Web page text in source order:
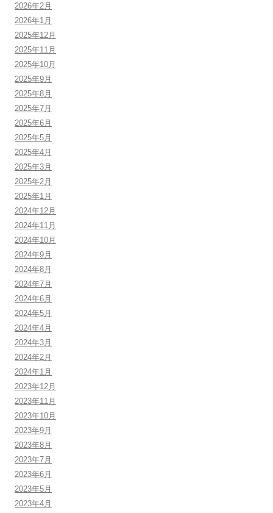
2026年2月
2026年1月
2025年12月
2025年11月
2025年10月
2025年9月
2025年8月
2025年7月
2025年6月
2025年5月
2025年4月
2025年3月
2025年2月
2025年1月
2024年12月
2024年11月
2024年10月
2024年9月
2024年8月
2024年7月
2024年6月
2024年5月
2024年4月
2024年3月
2024年2月
2024年1月
2023年12月
2023年11月
2023年10月
2023年9月
2023年8月
2023年7月
2023年6月
2023年5月
2023年4月